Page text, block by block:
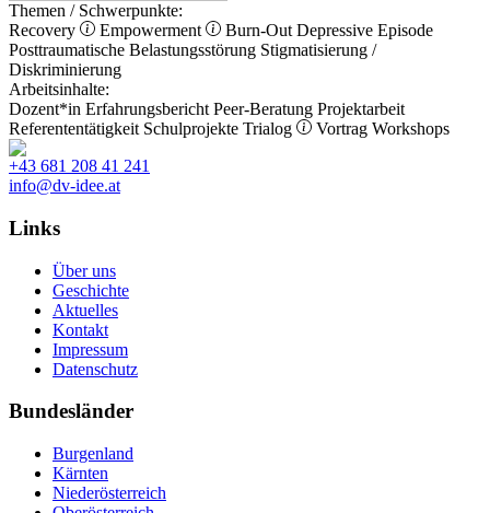
Themen / Schwerpunkte:
Recovery
Empowerment Burn-Out Depressive Episode
Posttraumatische Belastungsstörung Stigmatisierung /
Diskriminierung
Arbeitsinhalte:
Dozent*in Erfahrungsbericht Peer-Beratung Projektarbeit
Referententätigkeit Schulprojekte Trialog Vortrag Workshops
+43 681 208 41 241
info@dv-idee.at
Links
Über uns
Geschichte
Aktuelles
Kontakt
Impressum
Datenschutz
Bundesländer
Burgenland
Kärnten
Niederösterreich